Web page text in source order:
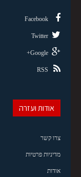
Facebook
Twitter
Google+
RSS
אודות ועזרה
צרו קשר
מדיניות פרטיות
אודות